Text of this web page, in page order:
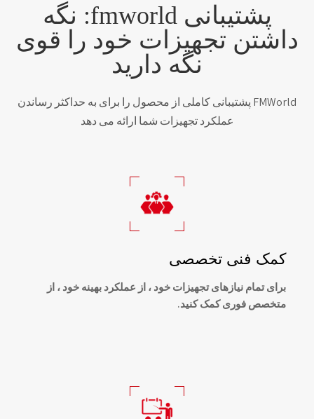
پشتیبانی fmworld: نگه
داشتن تجهیزات خود را قوی
نگه دارید
FMWorld پشتیبانی کاملی از محصول را برای به حداکثر رساندن
عملکرد تجهیزات شما ارائه می دهد
کمک فنی تخصصی
برای تمام نیازهای تجهیزات خود ، از عملکرد بهینه خود ، از
متخصص فوری کمک کنید.